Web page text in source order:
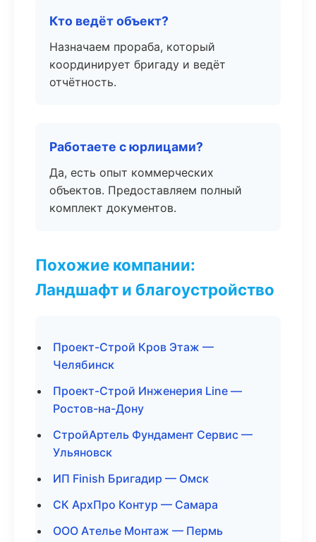
Кто ведёт объект?
Назначаем прораба, который
координирует бригаду и ведёт
отчётность.
Работаете с юрлицами?
Да, есть опыт коммерческих
объектов. Предоставляем полный
комплект документов.
Похожие компании:
Ландшафт и благоустройство
Проект-Строй Кров Этаж —
Челябинск
Проект-Строй Инженерия Line —
Ростов-на-Дону
СтройАртель Фундамент Сервис —
Ульяновск
ИП Finish Бригадир — Омск
СК АрхПро Контур — Самара
ООО Ателье Монтаж — Пермь